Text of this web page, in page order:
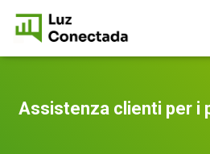
Assistenza clienti per i